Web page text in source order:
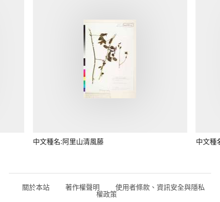
中文種名:阿里山清風藤 中文種
關於本站 著作權聲明 使用者條款、資訊安全與隱私
權政策